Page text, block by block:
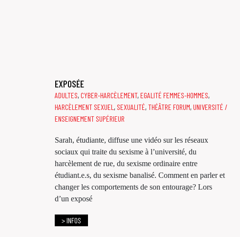
EXPOSÉE
ADULTES, CYBER-HARCÈLEMENT, EGALITÉ FEMMES-HOMMES,
HARCÈLEMENT SEXUEL , SEXUALITÉ, THÉÂTRE FORUM, UNIVERSITÉ /
ENSEIGNEMENT SUPÉRIEUR
Sarah, étudiante, diffuse une vidéo sur les réseaux
sociaux qui traite du sexisme à l’université, du
harcèlement de rue, du sexisme ordinaire entre
étudiant.e.s, du sexisme banalisé. Comment en parler et
changer les comportements de son entourage? Lors
d’un exposé
> INFOS